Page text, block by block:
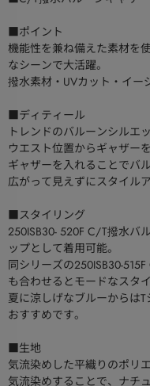
■ポイント
機能性を兼ね備えた素材を
なシーンで大活躍。
撥水素材・UVカット・イー
■ディティール
トレンドのバルーンシルエ
ウエスト位置からギャザー
ギャザーを入れることでバ
広がって見えずにスタイル
■スタイリング
250ISB30- 520F C/T撥水バ
ップとして着用可能。
同シリーズの250ISB30-
も合わせるとモードなスタ
夏に涼しげなブルーからは
おすすめです。
■生地
気流染めした平織りのポリ
気流染めすることで、ナチ